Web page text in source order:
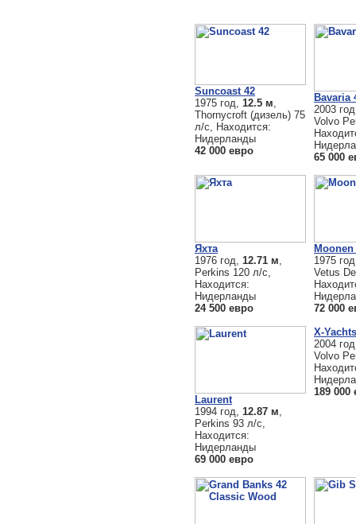
Suncoast 42
1975 год, 12.5 м
Thornycroft (дизель) 75
л/с, Находится:
Нидерланды
42 000 евро
Bavaria
2003
Volvo
65 000
Яхта
1976 год, 12.71 м
Perkins 120 л/с,
Находится:
Нидерланды
24 500 евро
Moonen
1975
Vetus
72 000
Laurent
1994 год, 12.87 м
Perkins 93 л/с,
Находится:
Нидерланды
69 000 евро
X-
2004
Volvo
189 000